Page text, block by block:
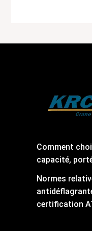
Comment
capacité,
Normes
certification